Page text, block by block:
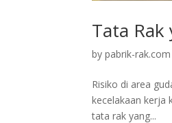
Tata Rak
bypabrik-rak.com
Risiko di area
kecelakaan kerja
tata rak yang...